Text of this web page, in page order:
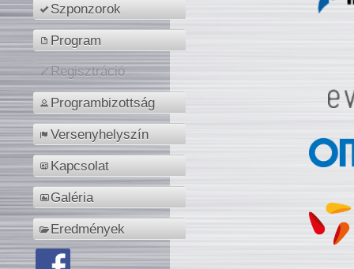
Szponzorok
Program
Regisztráció
Programbizottság
Versenyhelyszín
Kapcsolat
Galéria
Eredmények